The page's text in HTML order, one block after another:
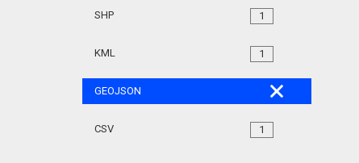
1
SHP
1
KML
GEOJSON
1
CSV